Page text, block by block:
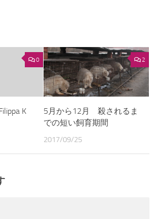
0
K
2
5月から12月 殺されるま
での短い飼育期間
2017/09/25